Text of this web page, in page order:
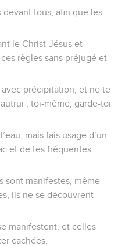
tous, afin que les
le Christ-Jésus et
règles sans préjugé et
avec précipitation, et ne te
; toi-même, garde-toi
mais fais usage d’un
et de tes fréquentes
sont manifestes, même
ils ne se découvrent
manifestent, et celles
cachées.